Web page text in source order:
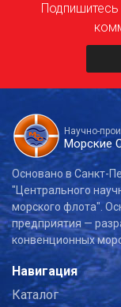
Научно-
Морские
Основано в Санкт-
"Центрального
морского флота".
предприятия —
конвенционных
Навигация
Каталог